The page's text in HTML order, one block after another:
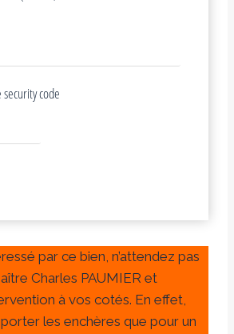
code
par ce bien, n’attendez pas
Charles PAUMIER et
à vos cotés. En effet,
les enchères que pour un